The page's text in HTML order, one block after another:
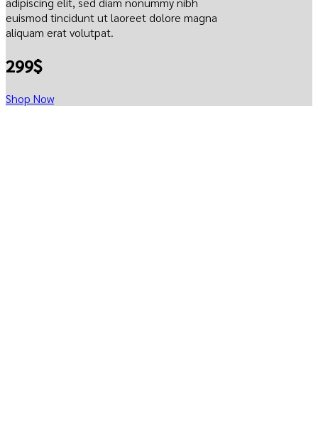
euismod tincidunt ut laoreet dolore magna
aliquam erat volutpat.
299$
Shop Now